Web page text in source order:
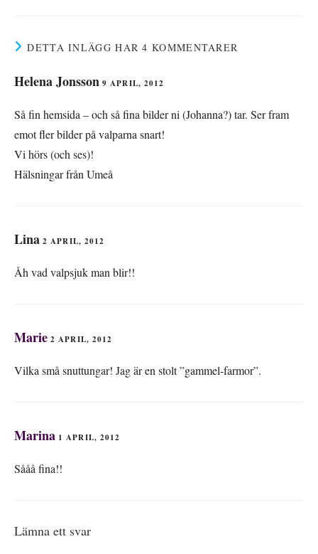
DETTA INLÄGG HAR 4 KOMMENTARER
Helena Jonsson 9 APRIL, 2012
Så fin hemsida – och så fina bilder ni (Johanna?) tar. Ser fram
emot fler bilder på valparna snart!
Vi hörs (och ses)!
Hälsningar från Umeå
Lina 2 APRIL, 2012
Åh vad valpsjuk man blir!!
Marie 2 APRIL, 2012
Vilka små snuttungar! Jag är en stolt ”gammel-farmor”.
Marina 1 APRIL, 2012
Sååå fina!!
Lämna ett svar